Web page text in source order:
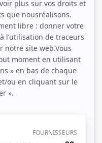
alors qu’il était à la tête de
et ex-élus à faire de même dans
et percutant.